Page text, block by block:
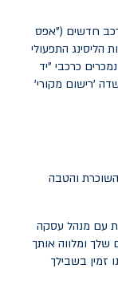
חדשים ("אפס
הליסינג התפעולי
כרכבי "יד
'רישום מקורי'
והטבה
עם מנהל עסקה
ומלווה אותך
זמין בשבילך